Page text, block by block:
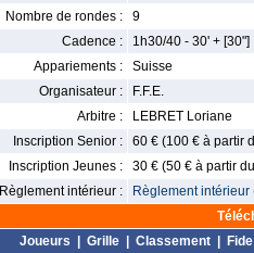
Nombre de rondes :
9
Cadence :
1h30/40 - 30' + [30"]
Appariements :
Suisse
Organisateur :
F.F.E.
Arbitre :
LEBRET Loriane
Inscription Senior :
60 € (100 € à partir
Inscription Jeunes :
30 € (50 € à partir
Règlement intérieur :
Règlement intérieur
Joueurs
Grille Classement Fide